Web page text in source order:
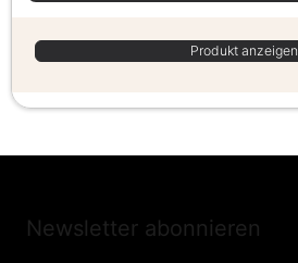
Produkt anzeigen
Newsletter abonnieren